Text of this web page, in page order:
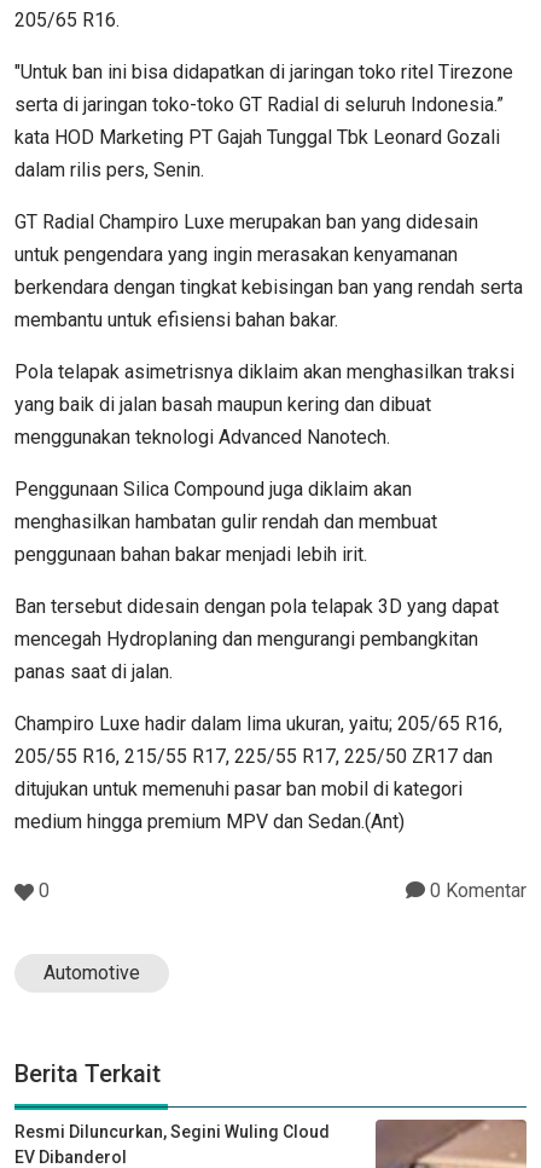
205/65 R16.
"Untuk ban ini bisa didapatkan di jaringan toko ritel Tirezone
serta di jaringan toko-toko GT Radial di seluruh Indonesia.”
kata HOD Marketing PT Gajah Tunggal Tbk Leonard Gozali
dalam rilis pers, Senin.
GT Radial Champiro Luxe merupakan ban yang didesain
untuk pengendara yang ingin merasakan kenyamanan
berkendara dengan tingkat kebisingan ban yang rendah serta
membantu untuk efisiensi bahan bakar.
Pola telapak asimetrisnya diklaim akan menghasilkan traksi
yang baik di jalan basah maupun kering dan dibuat
menggunakan teknologi Advanced Nanotech.
Penggunaan Silica Compound juga diklaim akan
menghasilkan hambatan gulir rendah dan membuat
penggunaan bahan bakar menjadi lebih irit.
Ban tersebut didesain dengan pola telapak 3D yang dapat
mencegah Hydroplaning dan mengurangi pembangkitan
panas saat di jalan.
Champiro Luxe hadir dalam lima ukuran, yaitu; 205/65 R16,
205/55 R16, 215/55 R17, 225/55 R17, 225/50 ZR17 dan
ditujukan untuk memenuhi pasar ban mobil di kategori
medium hingga premium MPV dan Sedan.(Ant)
0 0 Komentar
Automotive
Berita Terkait
Resmi Diluncurkan, Segini Wuling Cloud
EV Dibanderol